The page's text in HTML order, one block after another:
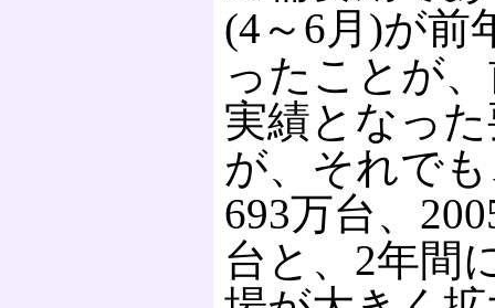
(4～6月)が前
ったことが
実績となっ
が、それで
693万台、
台と、2年間